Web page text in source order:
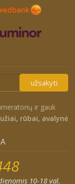
užsakyti
ir gauk
rūbai, avalynė
10-18 val.